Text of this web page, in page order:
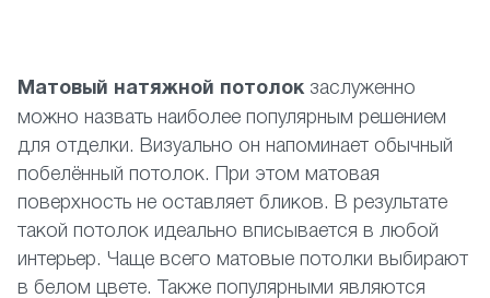
Матовый натяжной потолок заслуженно
можно назвать наиболее популярным решением
для отделки. Визуально он напоминает обычный
побелённый потолок. При этом матовая
поверхность не оставляет бликов. В результате
такой потолок идеально вписывается в любой
интерьер. Чаще всего матовые потолки выбирают
в белом цвете. Также популярными являются